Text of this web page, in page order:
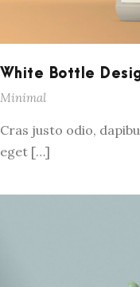
White Bottle
Minimal
Cras justo odio,
eget […]